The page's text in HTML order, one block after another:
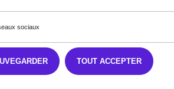
sociaux
TOUT ACCEPTER